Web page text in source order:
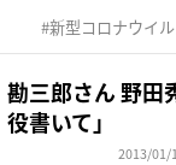
新型コロナウイ
勘三郎さん 野田
役書いて」
2013/01/